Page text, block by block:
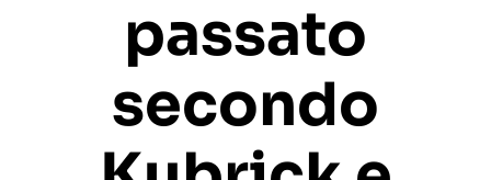
Chi siamo
passato
secondo